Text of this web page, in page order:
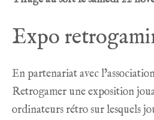
Expo
En partenariat avec
Retrogamer une exposition
ordinateurs rétro sur lesquels